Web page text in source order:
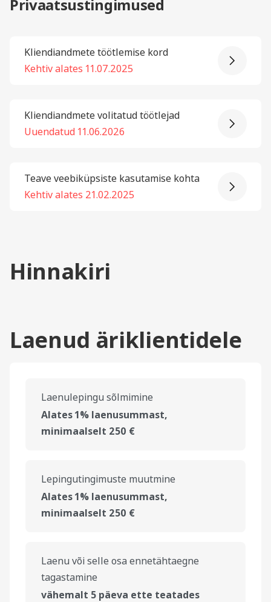
Privaatsustingimused
Kliendiandmete töötlemise kord
Kehtiv alates 11.07.2025
Kliendiandmete volitatud töötlejad
Uuendatud 11.06.2026
Teave veebiküpsiste kasutamise kohta
Kehtiv alates 21.02.2025
Hinnakiri
Laenud äriklientidele
Laenulepingu sõlmimine
Alates 1% laenusummast,
minimaalselt 250 €
Lepingutingimuste muutmine
Alates 1% laenusummast,
minimaalselt 250 €
Laenu või selle osa ennetähtaegne
tagastamine
vähemalt 5 päeva ette teatades